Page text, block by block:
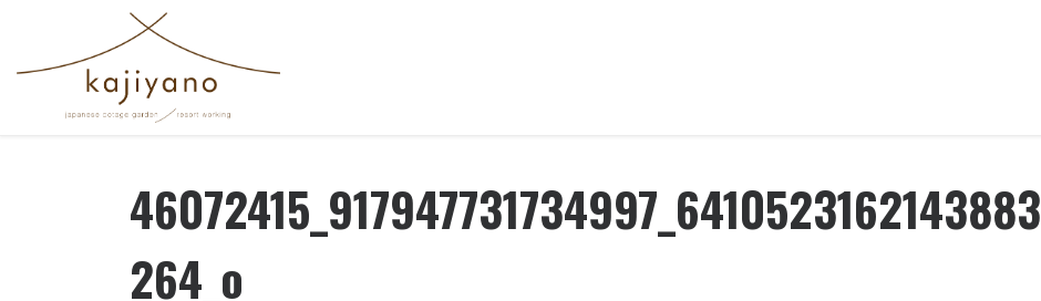
コンテンツへスキップ
46072415_917947731734997_6410523162143883
264_o